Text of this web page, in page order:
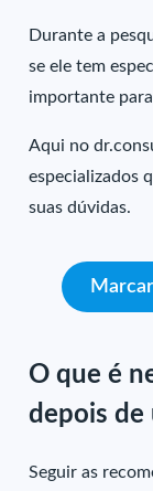
Durante a
se ele tem
importante
Aqui no
especializados
suas dúvidas.
O que é
depois de
Seguir as